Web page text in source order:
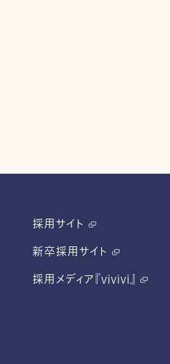
採用サイト
新卒採用サイト
採用メディア『vivivi』